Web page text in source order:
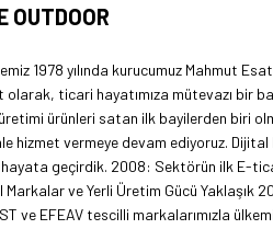
OUTDOOR
1978 yılında kurucumuz Mahmut
ticari hayatımıza mütevazı bir
ürünleri satan ilk bayilerden biri
hizmet vermeye devam ediyoruz.
geçirdik. 2008: Sektörün ilk E-
Markalar ve Yerli Üretim Gücü
ve EFEAV tescilli markalarımızla